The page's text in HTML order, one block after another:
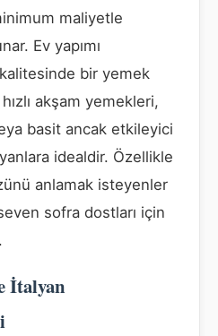
maliyetle
Ev yapımı
bir yemek
akşam yemekleri,
basit ancak etkileyici
idealdir. Özellikle
anlamak isteyenler
sofra dostları için
İtalyan